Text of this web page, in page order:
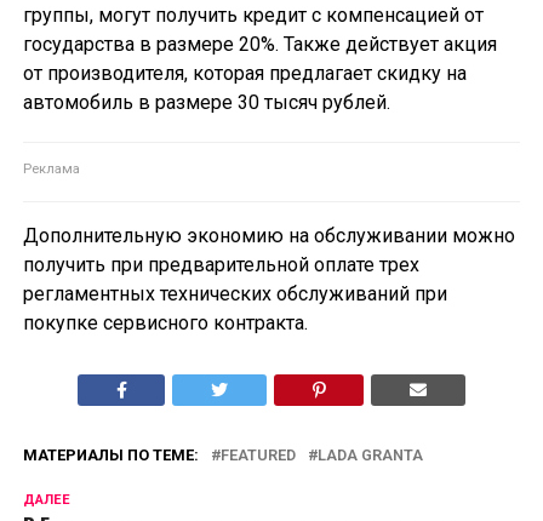
группы, могут получить кредит с компенсацией от
государства в размере 20%. Также действует акция
от производителя, которая предлагает скидку на
автомобиль в размере 30 тысяч рублей.
Дополнительную экономию на обслуживании можно
получить при предварительной оплате трех
регламентных технических обслуживаний при
покупке сервисного контракта.
МАТЕРИАЛЫ ПО ТЕМЕ: FEATURED LADA GRANTA
ДАЛЕЕ